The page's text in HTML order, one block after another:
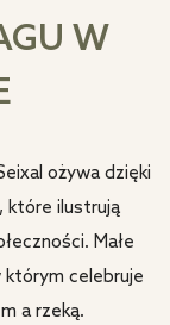
W
ożywa dzięki
które ilustrują
Małe
celebruje
a rzeką.